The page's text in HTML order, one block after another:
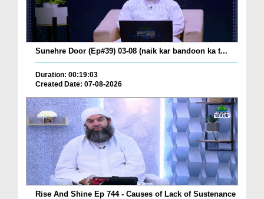
Sunehre Door (Ep#39) 03-08 (naik kar bandoon ka t...
Duration: 00:19:03
Created Date: 07-08-2026
Rise And Shine Ep 744 - Causes of Lack of Sustenance